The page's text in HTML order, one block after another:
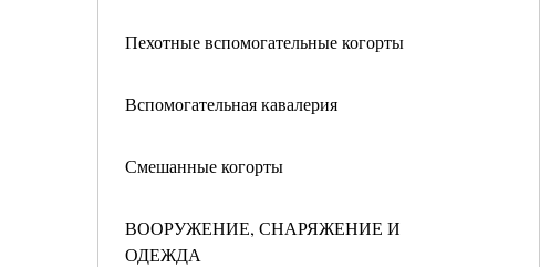
Пехотные вспомогательные когорты
Вспомогательная кавалерия
Смешанные когорты
ВООРУЖЕНИЕ, СНАРЯЖЕНИЕ И
ОДЕЖДА